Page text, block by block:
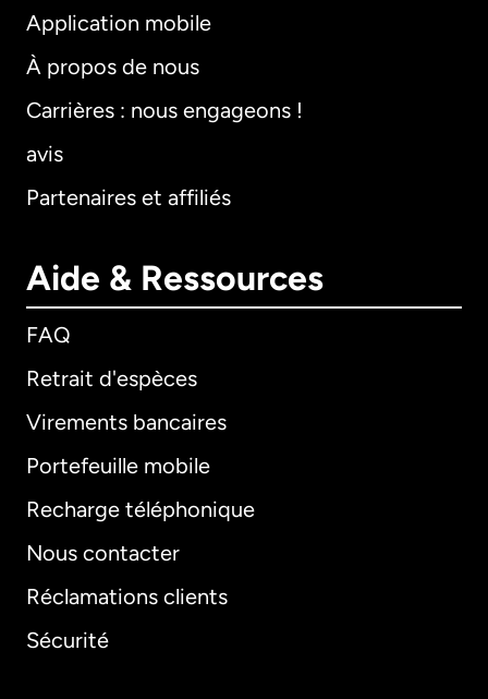
Application mobile
À propos de nous
Carrières : nous engageons !
avis
Partenaires et affiliés
Aide & Ressources
FAQ
Retrait d'espèces
Virements bancaires
Portefeuille mobile
Recharge téléphonique
Nous contacter
Réclamations clients
Sécurité